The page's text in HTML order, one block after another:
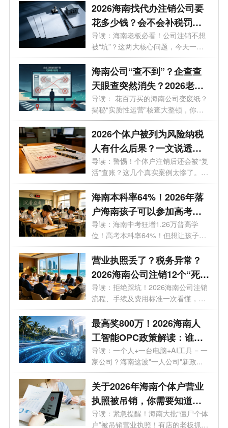
2026海南找代办注销公司要
花多少钱？会不会补税罚
款？海南最新注销避坑指
南！
导读：海南老板必看！公司注销不想
被“坑”？这两大核心问题，今天一次
说...
海南公司“查不到”？企查查
天眼查突然消失？2026老板
必看的工商屏蔽避坑与解除
指南！
导读： 花百万买的海南公司变废纸？
揭秘“实质性运营”核查大整顿，你
的...
2026个体户被列为风险纳税
人有什么后果？一文说透原
因与解除办法
导读：警惕！个体户注销后还会被“复
活”查账？这几个真实案例太惨了。
最...
海南本科率64%！2026年落
户海南孩子可以参加高考
吗？答案来了！
导读：海南中考狂增1.26万普高学
位！高考本科率64%！但想让孩子来
海南高考...
营业执照丢了？税务异常？
2026海南公司注销12个“死
结”一次性解开，海南老板速
藏！
导读：拒绝踩坑！2026海南公司注销
流程、手续及费用标准一次看懂，少
走弯...
最高奖800万！2026海南人
工智能OPC政策解读：谁可
以拿、能拿多少、怎么落
地？一文了解！
导读：一个人+一台电脑+AI工具 = 一
家公司？海南这波"一人公司"新政...
关于2026年海南个体户营业
执照被吊销，你需要知道的
10大问题
导读：紧急提醒！海南大批“僵尸个体
户”被吊销营业执照！有店的老板抓